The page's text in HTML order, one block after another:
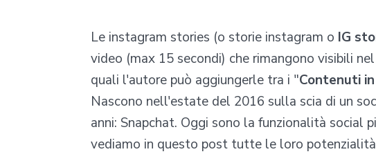
Le instagram stories (o storie instagram o IG
video (max 15 secondi) che rimangono visibili
quali l'autore può aggiungerle tra i "Contenuti
Nascono nell'estate del 2016 sulla scia di un
anni: Snapchat. Oggi sono la funzionalità social
vediamo in questo post tutte le loro